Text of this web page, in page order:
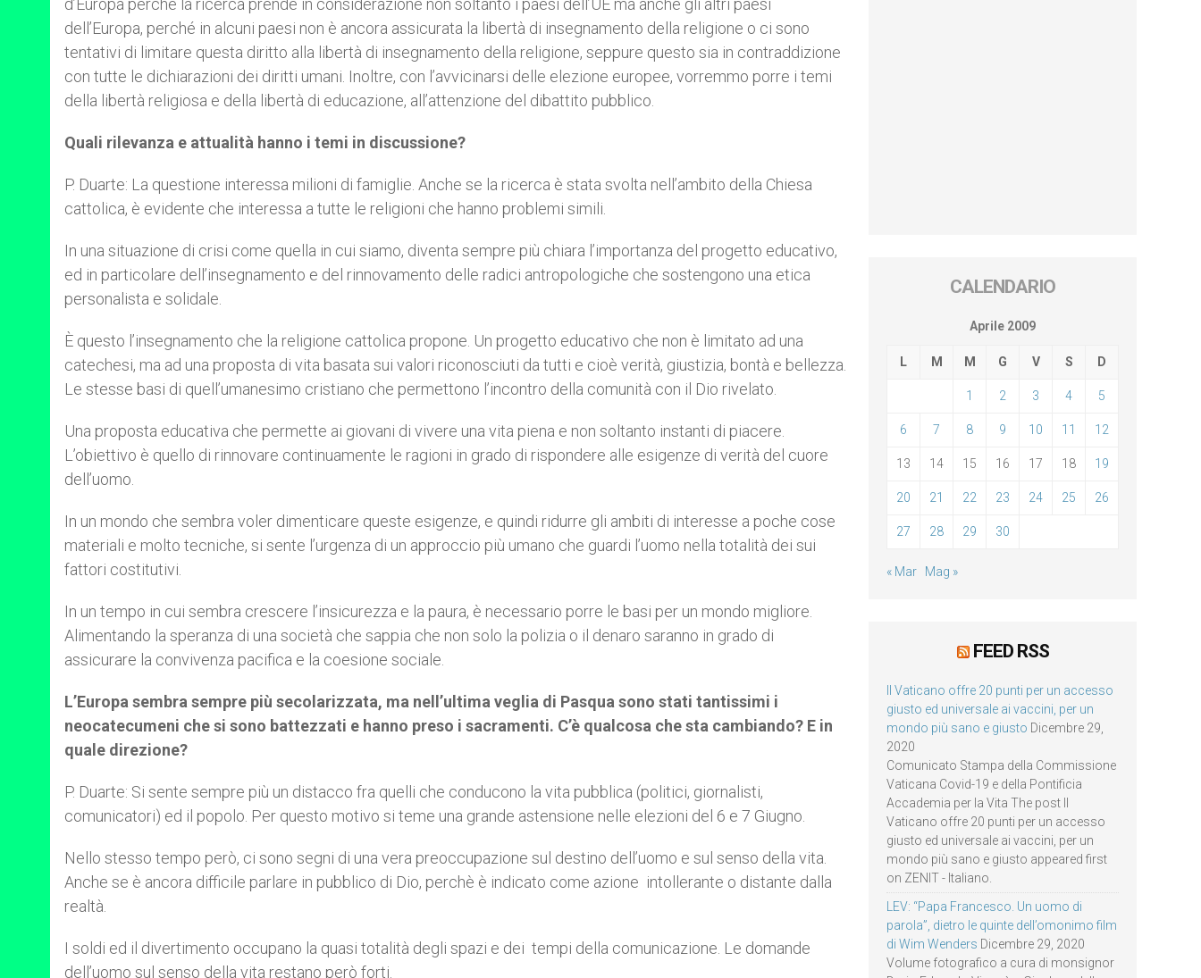
d’Europa perchè la ricerca prende in considerazione non soltanto i paesi dell’UE ma anche gli altri paesi
dell’Europa, perché in alcuni paesi non è ancora assicurata la libertà di insegnamento della religione o ci sono
tentativi di limitare questa diritto alla libertà di insegnamento della religione, seppure questo sia in contraddizione
con tutte le dichiarazioni dei diritti umani. Inoltre, con l’avvicinarsi delle elezione europee, vorremmo porre i temi
della libertà religiosa e della libertà di educazione, all’attenzione del dibattito pubblico.
Quali rilevanza e attualità hanno i temi in discussione?
P. Duarte: La questione interessa milioni di famiglie. Anche se la ricerca è stata svolta nell’ambito della Chiesa
cattolica, è evidente che interessa a tutte le religioni che hanno problemi simili.
In una situazione di crisi come quella in cui siamo, diventa sempre più chiara l’importanza del progetto educativo,
ed in particolare dell’insegnamento e del rinnovamento delle radici antropologiche che sostengono una etica
personalista e solidale.
È questo l’insegnamento che la religione cattolica propone. Un progetto educativo che non è limitato ad una
catechesi, ma ad una proposta di vita basata sui valori riconosciuti da tutti e cioè verità, giustizia, bontà e bellezza.
Le stesse basi di quell’umanesimo cristiano che permettono l’incontro della comunità con il Dio rivelato.
Una proposta educativa che permette ai giovani di vivere una vita piena e non soltanto instanti di piacere.
L’obiettivo è quello di rinnovare continuamente le ragioni in grado di rispondere alle esigenze di verità del cuore
dell’uomo.
In un mondo che sembra voler dimenticare queste esigenze, e quindi ridurre gli ambiti di interesse a poche cose
materiali e molto tecniche, si sente l’urgenza di un approccio più umano che guardi l’uomo nella totalità dei sui
fattori costitutivi.
In un tempo in cui sembra crescere l’insicurezza e la paura, è necessario porre le basi per un mondo migliore.
Alimentando la speranza di una società che sappia che non solo la polizia o il denaro saranno in grado di
assicurare la convivenza pacifica e la coesione sociale.
L’Europa sembra sempre più secolarizzata, ma nell’ultima veglia di Pasqua sono stati tantissimi i
neocatecumeni che si sono battezzati e hanno preso i sacramenti. C’è qualcosa che sta cambiando? E in
quale direzione?
P. Duarte: Si sente sempre più un distacco fra quelli che conducono la vita pubblica (politici, giornalisti,
comunicatori) ed il popolo. Per questo motivo si teme una grande astensione nelle elezioni del 6 e 7 Giugno.
Nello stesso tempo però, ci sono segni di una vera preoccupazione sul destino dell’uomo e sul senso della vita.
Anche se è ancora difficile parlare in pubblico di Dio, perchè è indicato come azione intollerante o distante dalla
realtà.
I soldi ed il divertimento occupano la quasi totalità degli spazi e dei tempi della comunicazione. Le domande
dell’uomo sul senso della vita restano però forti.
CALENDARIO
Aprile 2009
L M M G V S D
1 2 3 4 5
6 7 8 9 10 11 12
13 14 15 16 17 18 19
20 21 22 23 24 25 26
27 28 29 30
« Mar Mag »
FEED RSS
Il Vaticano offre 20 punti per un accesso
giusto ed universale ai vaccini, per un
mondo più sano e giusto Dicembre 29,
2020
Comunicato Stampa della Commissione
Vaticana Covid-19 e della Pontificia
Accademia per la Vita The post Il
Vaticano offre 20 punti per un accesso
giusto ed universale ai vaccini, per un
mondo più sano e giusto appeared first
on ZENIT - Italiano.
LEV: “Papa Francesco. Un uomo di
parola”, dietro le quinte dell’omonimo film
di Wim Wenders Dicembre 29, 2020
Volume fotografico a cura di monsignor